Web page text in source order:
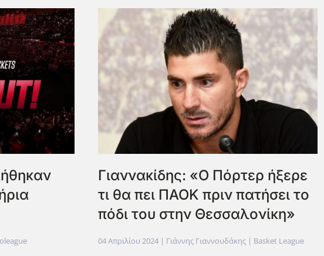
Γιαννακίδης: «Ο Πόρτερ ήξερε
τι θα πει ΠΑΟΚ πριν πατήσει το
πόδι του στην Θεσσαλονίκη»
04 Απριλίου 2024 | Γιάννης Γιαννουδάκης | Basket League